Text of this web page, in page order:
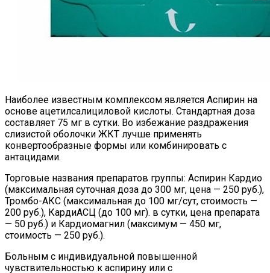
Наиболее известным комплексом является Аспирин на
основе ацетилсалициловой кислоты. Стандартная доза
составляет 75 мг в сутки. Во избежание раздражения
слизистой оболочки ЖКТ лучше применять
конвертообразные формы или комбинировать с
антацидами.
Торговые названия препаратов группы: Аспирин Кардио
(максимальная суточная доза до 300 мг, цена — 250 руб.),
Тромбо-АКС (максимальная до 100 мг/сут, стоимость —
200 руб.), КардиАСЦ (до 100 мг). в сутки, цена препарата
— 50 руб.) и Кардиомагнил (максимум — 450 мг,
стоимость — 250 руб.).
Больным с индивидуальной повышенной
чувствительностью к аспирину или с